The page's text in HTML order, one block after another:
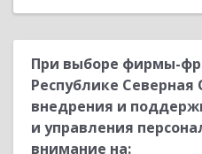
При выборе фирмы-
Республике
внедрения и
и управления
внимание на: